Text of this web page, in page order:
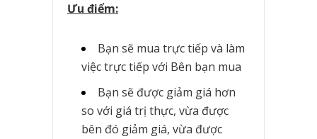
Ưu điểm:
Bạn sẽ mua trực tiếp và làm
việc trực tiếp với Bên bạn mua
Bạn sẽ được giảm giá hơn
so với giá trị thực, vừa được
bên đó giảm giá, vừa được